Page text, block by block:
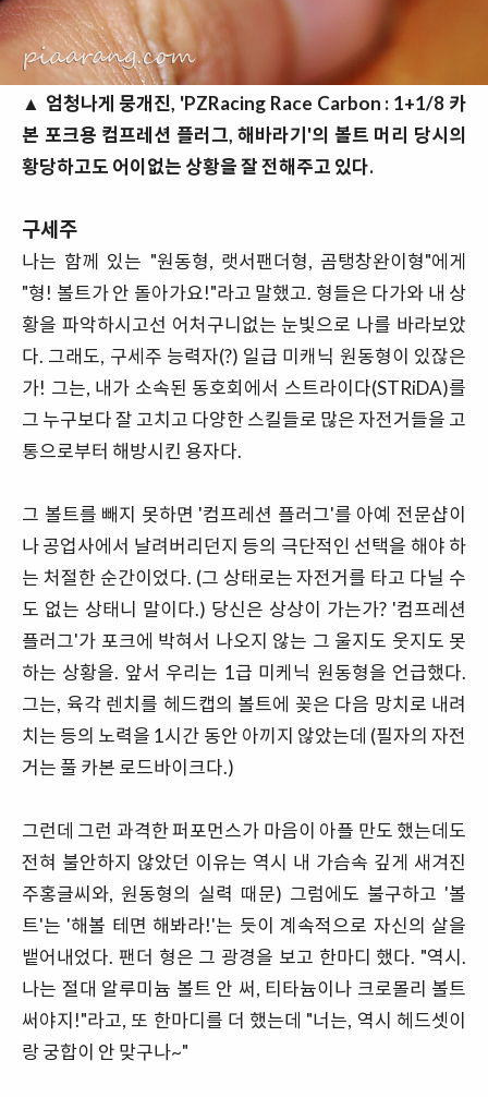
▲ 엄청나게 뭉개진, 'PZRacing Race Carbon : 1+1/8 카
본 포크용 컴프레션 플러그, 해바라기'의 볼트 머리 당시의
황당하고도 어이없는 상황을 잘 전해주고 있다.
구세주
나는 함께 있는 "원동형, 랫서팬더형, 곰탱창완이형"에게
"형! 볼트가 안 돌아가요!"라고 말했고. 형들은 다가와 내 상
황을 파악하시고선 어처구니없는 눈빛으로 나를 바라보았
다. 그래도, 구세주 능력자(?) 일급 미캐닉 원동형이 있잖은
가! 그는, 내가 소속된 동호회에서 스트라이다(STRiDA)를
그 누구보다 잘 고치고 다양한 스킬들로 많은 자전거들을 고
통으로부터 해방시킨 용자다.
그 볼트를 빼지 못하면 '컴프레션 플러그'를 아예 전문샵이
나 공업사에서 날려버리던지 등의 극단적인 선택을 해야 하
는 처절한 순간이었다. (그 상태로는 자전거를 타고 다닐 수
도 없는 상태니 말이다.) 당신은 상상이 가는가? '컴프레션
플러그'가 포크에 박혀서 나오지 않는 그 울지도 웃지도 못
하는 상황을. 앞서 우리는 1급 미케닉 원동형을 언급했다.
그는, 육각 렌치를 헤드캡의 볼트에 꽂은 다음 망치로 내려
치는 등의 노력을 1시간 동안 아끼지 않았는데 (필자의 자전
거는 풀 카본 로드바이크다.)
그런데 그런 과격한 퍼포먼스가 마음이 아플 만도 했는데도
전혀 불안하지 않았던 이유는 역시 내 가슴속 깊게 새겨진
주홍글씨와, 원동형의 실력 때문) 그럼에도 불구하고 '볼
트'는 '해볼 테면 해봐라!'는 듯이 계속적으로 자신의 살을
뱉어내었다. 팬더 형은 그 광경을 보고 한마디 했다. "역시.
나는 절대 알루미늄 볼트 안 써, 티타늄이나 크로몰리 볼트
써야지!"라고, 또 한마디를 더 했는데 "너는, 역시 헤드셋이
랑 궁합이 안 맞구나~"